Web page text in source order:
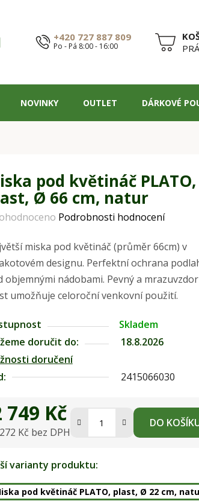
+420 727 887 809
Po - Pá 8:00 - 16:00
NÁKUPNÍ
NOVINKY OUTLET DÁRKOVÉ
pod květináč PLATO,
Ø 66 cm, natur
Podrobnosti hodnocení
miska pod květináč (průměr 66cm) v
designu. Perfektní ochrana
objemnými nádobami. Pevný a
umožňuje celoroční venkovní použití.
Skladem
doručit do:
18.8.2026
doručení
2415066030
749 Kč
Kč bez DPH
DO
varianty produktu:
pod květináč PLATO, plast, Ø 22 cm,